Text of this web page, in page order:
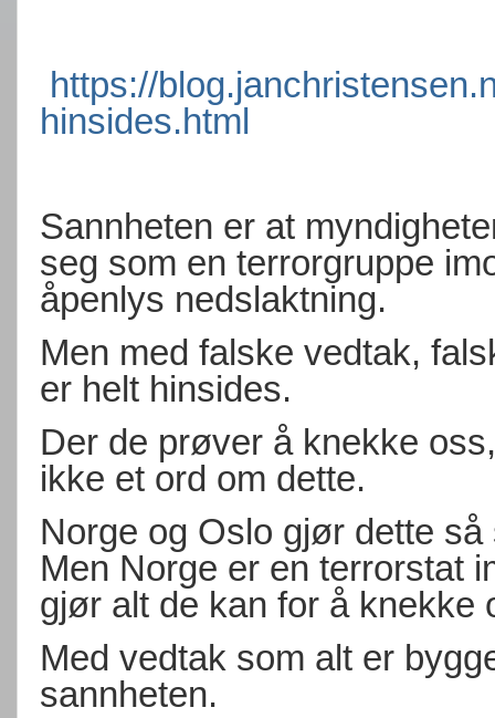
https://
hinsides.html
Sannheten er at
seg som en terrorgruppe
åpenlys nedslaktning.
Men med falske vedtak,
er helt hinsides.
Der de prøver å knekke
ikke et ord om dette.
Norge og Oslo gjør dette
Men Norge er en terrorstat
gjør alt de kan for å knekke
Med vedtak som alt er
sannheten.